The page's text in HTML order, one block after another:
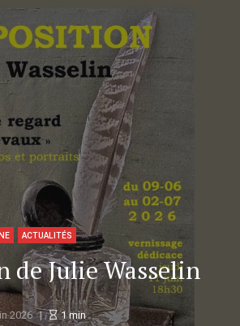
ACTUALITÉS
de Julie Wasselin
2026 1min